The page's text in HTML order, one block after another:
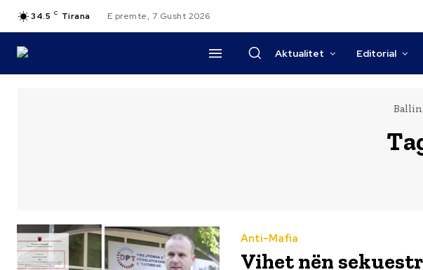
34.5 C Tirana E premte, 7 Gusht 2026
Aktualitet Editorial
Anti-Mafia
Vihet nën